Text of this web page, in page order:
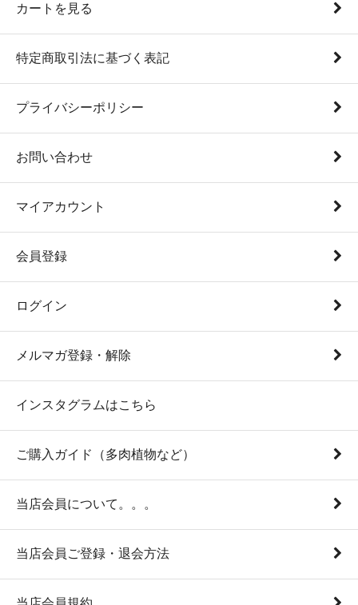
カートを見る
特定商取引法に基づく表記
プライバシーポリシー
お問い合わせ
マイアカウント
会員登録
ログイン
メルマガ登録・解除
インスタグラムはこちら
ご購入ガイド（多肉植物など）
当店会員について。。。
当店会員ご登録・退会方法